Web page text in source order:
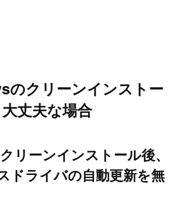
のクリーンインストー
丈夫な場合
リーンインストール後、
ドライバの自動更新を無